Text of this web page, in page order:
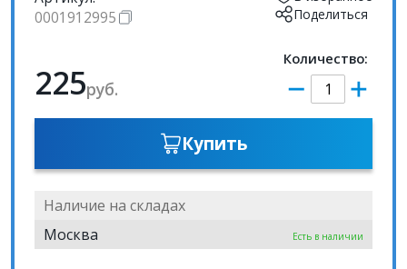
0001912995
Поделиться
225руб.
Количество:
Купить
Наличие на складах
Москва
Есть в наличии